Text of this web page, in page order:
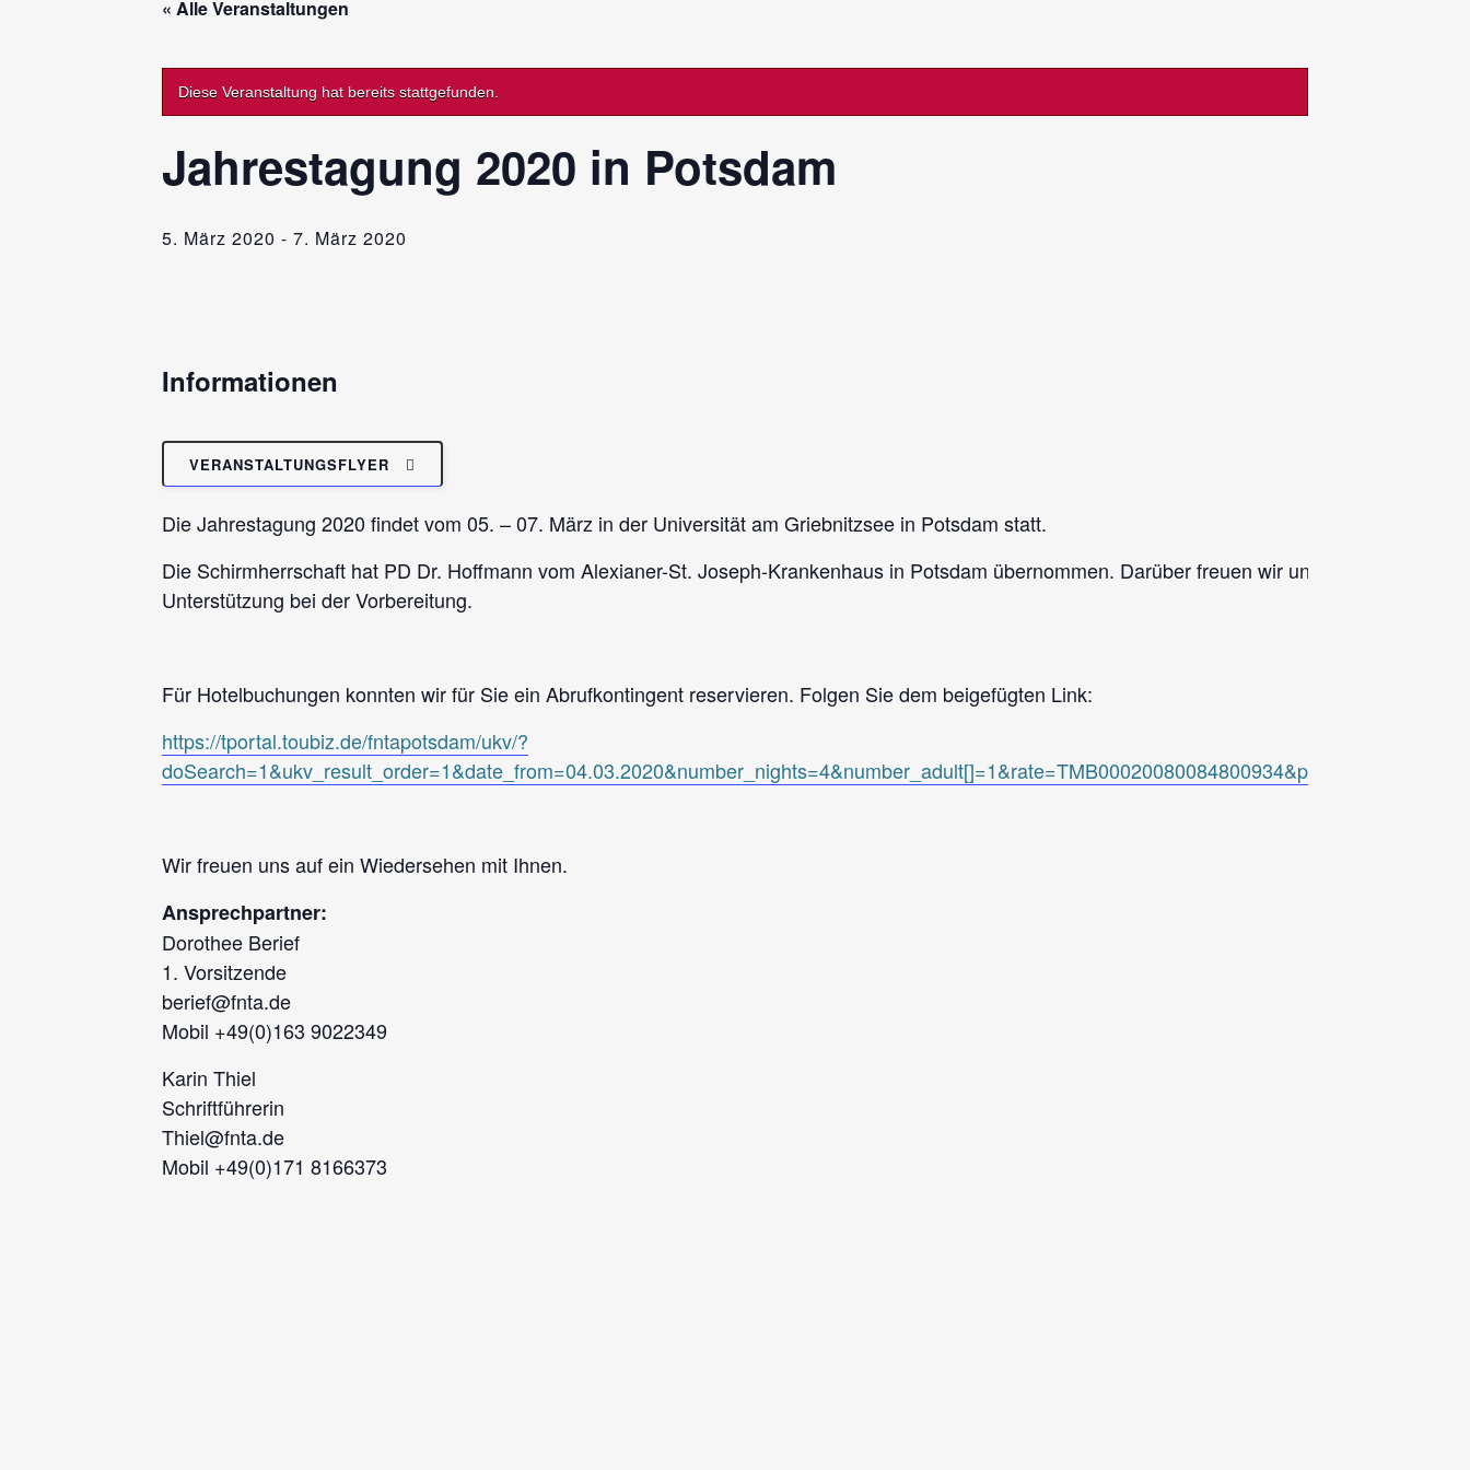
« Alle Veranstaltungen
Diese Veranstaltung hat bereits stattgefunden.
Jahrestagung 2020 in Potsdam
5. März 2020 - 7. März 2020
Informationen
VERANSTALTUNGSFLYER
Die Jahrestagung 2020 findet vom 05. – 07. März in der Universität am Griebnitzsee in Potsdam statt.
Die Schirmherrschaft hat PD Dr. Hoffmann vom Alexianer-St. Joseph-Krankenhaus in Potsdam übernommen. Darüber freuen wir uns sehr und
Unterstützung bei der Vorbereitung.
Für Hotelbuchungen konnten wir für Sie ein Abrufkontingent reservieren. Folgen Sie dem beigefügten Link:
https://tportal.toubiz.de/fntapotsdam/ukv/?
Wir freuen uns auf ein Wiedersehen mit Ihnen.
Ansprechpartner:
Dorothee Berief
1. Vorsitzende
berief@fnta.de
Mobil +49(0)163 9022349
Karin Thiel
Schriftführerin
Thiel@fnta.de
Mobil +49(0)171 8166373